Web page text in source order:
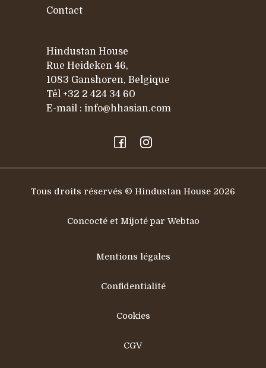
Contact
Hindustan House
Rue Heideken 46,
1083 Ganshoren, Belgique
Têl +32 2 424 34 60
E-mail : info@hhasian.com
Tous droits réservés © Hindustan House 2026
Concocté et Mijoté par Webtao
Mentions légales
Confidentialité
Cookies
CGV